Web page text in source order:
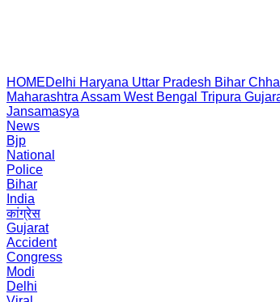
HOMEDelhi Haryana Uttar Pradesh Bihar
Maharashtra Assam West Bengal Tripura
Jansamasya
News
Bjp
National
Police
Bihar
India
कांग्रेस
Gujarat
Accident
Congress
Modi
Delhi